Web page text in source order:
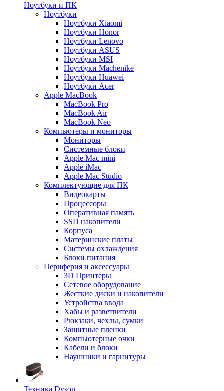
Ноутбуки и ПК
Ноутбуки
Ноутбуки Xiaomi
Ноутбуки Honor
Ноутбуки Lenovo
Ноутбуки ASUS
Ноутбуки MSI
Ноутбуки Machenike
Ноутбуки Huawei
Ноутбуки Acer
Apple MacBook
MacBook Pro
MacBook Air
MacBook Neo
Компьютеры и мониторы
Мониторы
Системные блоки
Apple Mac mini
Apple iMac
Apple Mac Studio
Комплектующие для ПК
Видеокарты
Процессоры
Оперативная память
SSD накопители
Корпуса
Материнские платы
Системы охлаждения
Блоки питания
Периферия и аксессуары
3D Принтеры
Сетевое оборудование
Жесткие диски и накопители
Устройства ввода
Хабы и разветвители
Рюкзаки, чехлы, сумки
Защитные пленки
Компьютерные очки
Кабели и блоки
Наушники и гарнитуры
Техника Dyson